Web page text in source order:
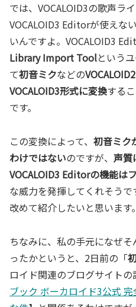
では、VOCALOID3の歌声ラ
VOCALOID3 Editorが使えな
いんですよ。VOCALOID3
Library Import Toolという
て初音ミクなどの
VOCALOID3形式に変換する
です。
この変換によって、 初音ミク
わけではないのですが、 声質
VOCALOID3 Editorの機能は
な威力を発揮してくれそう
改めて紹介したいと思います。
ちなみに、私の手元になぜそ
ったかというと、2日前の「
ロイド関連のブログサイトの
ブック ボーカロイド3公式 完